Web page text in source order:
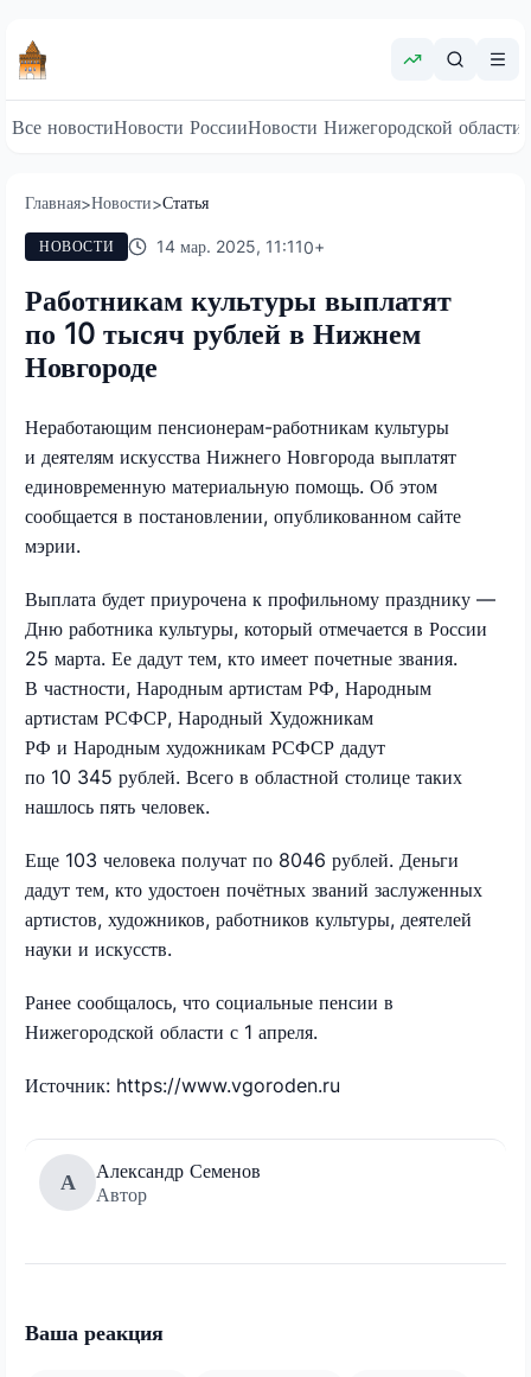
Все новостиНовости РоссииНовости Нижегородской области
Главная>Новости>Статья
НОВОСТИ 14 мар. 2025, 11:110+
Работникам культуры выплатят
по 10 тысяч рублей в Нижнем
Новгороде
Неработающим пенсионерам-работникам культуры
и деятелям искусства Нижнего Новгорода выплатят
единовременную материальную помощь. Об этом
сообщается в постановлении, опубликованном сайте
мэрии.
Выплата будет приурочена к профильному празднику —
Дню работника культуры, который отмечается в России
25 марта. Ее дадут тем, кто имеет почетные звания.
В частности, Народным артистам РФ, Народным
артистам РСФСР, Народный Художникам
РФ и Народным художникам РСФСР дадут
по 10 345 рублей. Всего в областной столице таких
нашлось пять человек.
Еще 103 человека получат по 8046 рублей. Деньги
дадут тем, кто удостоен почётных званий заслуженных
артистов, художников, работников культуры, деятелей
науки и искусств.
Ранее сообщалось, что социальные пенсии в
Нижегородской области с 1 апреля.
Источник: https://www.vgoroden.ru
А
Александр Семенов
Автор
Ваша реакция